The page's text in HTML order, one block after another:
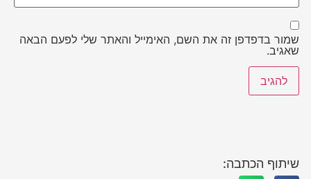
שמור בדפדפן זה את השם, האימייל והאתר שלי לפעם הבאה
שאגיב.
שיתוף הכתבה: